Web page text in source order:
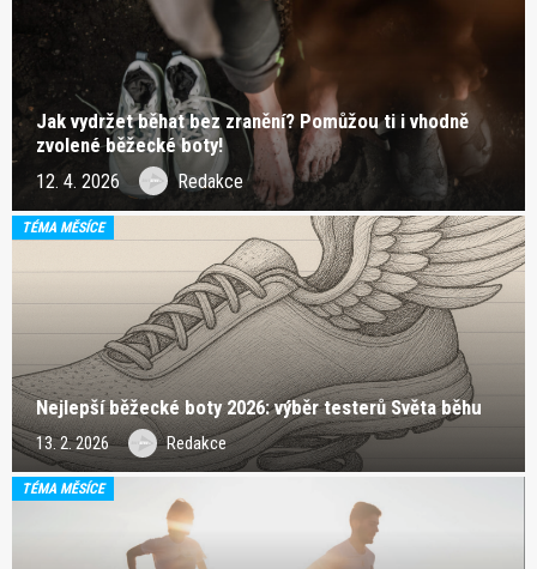
Jak vydržet běhat bez zranění? Pomůžou ti i vhodně
zvolené běžecké boty!
12. 4. 2026 Redakce
TÉMA MĚSÍCE
Nejlepší běžecké boty 2026: výběr testerů Světa běhu
13. 2. 2026 Redakce
TÉMA MĚSÍCE